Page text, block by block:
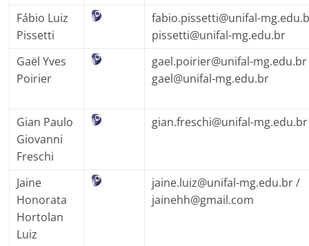
Fábio Luiz
Pissetti
fabio.pissetti@unifal-
pissetti@unifal-mg.edu.br
Gaël Yves
Poirier
gael.poirier@unifal-mg.edu.br
gael@unifal-mg.edu.br
Gian Paulo
Giovanni
Freschi
gian.freschi@unifal-mg.edu.br
Jaine
Honorata
Hortolan
Luiz
jaine.luiz@unifal-mg.edu.br/
jainehh@gmail.com